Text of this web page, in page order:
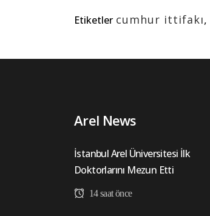
Etiketler cumhur ittifakı,
Arel News
İstanbul Arel Üniversitesi İlk
Doktorlarını Mezun Etti
14 saat önce